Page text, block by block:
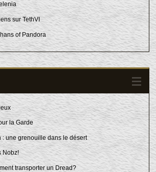
sur TethVI
of Pandora
la Garde
: une grenouille dans le désert
Nobz!
transporter un Dread?